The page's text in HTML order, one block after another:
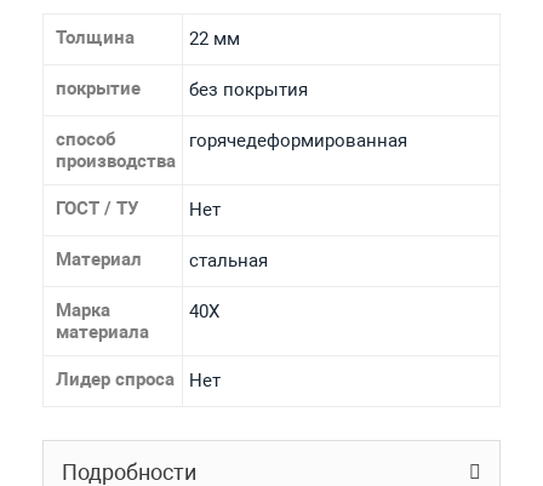
Толщина 22 мм
покрытие без покрытия
способ
производства
горячедеформированная
ГОСТ / ТУ Нет
Материал стальная
Марка
материала
40Х
Лидер спроса Нет
Подробности